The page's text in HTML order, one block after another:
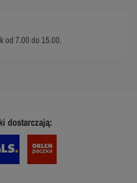
od 7.00 do 15.00.
dostarczają: